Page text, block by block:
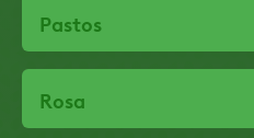
Pastos
Rosa